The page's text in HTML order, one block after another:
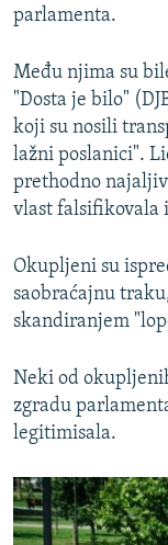
parlamenta.
Među njima su
"Dosta je bilo"
koji su nosili
lažni poslanici".
prethodno
vlast falsifikovala
Okupljeni su
saobraćajnu
skandiranjem
Neki od
zgradu
legitimisala.